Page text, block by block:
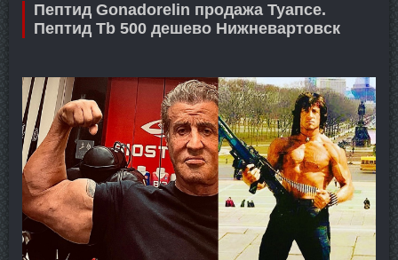
Пептид Gonadorelin продажа Туапсе.
Пептид Tb 500 дешево Нижневартовск